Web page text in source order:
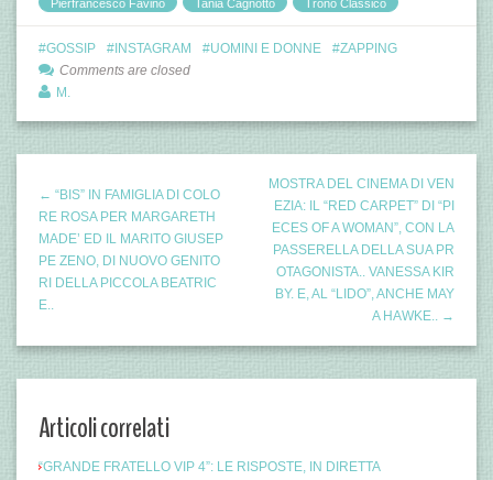
Pierfrancesco Favino Tania Cagnotto Trono Classico
GOSSIP INSTAGRAM UOMINI E DONNE
ZAPPING
Comments are closed
M.
← “BIS” IN FAMIGLIA DI COLO
RE ROSA PER MARGARETH
MADE’ ED IL MARITO GIUSEP
PE ZENO, DI NUOVO GENITO
RI DELLA PICCOLA BEATRIC
E..
MOSTRA DEL CINEMA DI VEN
EZIA: IL “RED CARPET” DI “PI
ECES OF A WOMAN”, CON LA
PASSERELLA DELLA SUA PR
OTAGONISTA.. VANESSA KIR
BY. E, AL “LIDO”, ANCHE MAY
A HAWKE.. →
Articoli correlati
“GRANDE FRATELLO VIP 4”: LE RISPOSTE, IN DIRETTA